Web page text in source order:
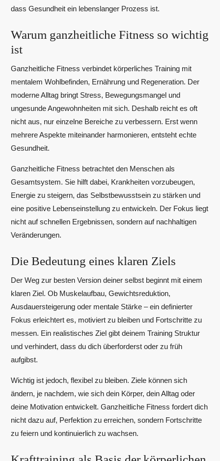
dass Gesundheit ein lebenslanger Prozess ist.
Warum ganzheitliche Fitness so wichtig
ist
Ganzheitliche Fitness verbindet körperliches Training mit
mentalem Wohlbefinden, Ernährung und Regeneration. Der
moderne Alltag bringt Stress, Bewegungsmangel und
ungesunde Angewohnheiten mit sich. Deshalb reicht es oft
nicht aus, nur einzelne Bereiche zu verbessern. Erst wenn
mehrere Aspekte miteinander harmonieren, entsteht echte
Gesundheit.
Ganzheitliche Fitness betrachtet den Menschen als
Gesamtsystem. Sie hilft dabei, Krankheiten vorzubeugen,
Energie zu steigern, das Selbstbewusstsein zu stärken und
eine positive Lebenseinstellung zu entwickeln. Der Fokus liegt
nicht auf schnellen Ergebnissen, sondern auf nachhaltigen
Veränderungen.
Die Bedeutung eines klaren Ziels
Der Weg zur besten Version deiner selbst beginnt mit einem
klaren Ziel. Ob Muskelaufbau, Gewichtsreduktion,
Ausdauersteigerung oder mentale Stärke – ein definierter
Fokus erleichtert es, motiviert zu bleiben und Fortschritte zu
messen. Ein realistisches Ziel gibt deinem Training Struktur
und verhindert, dass du dich überforderst oder zu früh
aufgibst.
Wichtig ist jedoch, flexibel zu bleiben. Ziele können sich
ändern, je nachdem, wie sich dein Körper, dein Alltag oder
deine Motivation entwickelt. Ganzheitliche Fitness fordert dich
nicht dazu auf, Perfektion zu erreichen, sondern Fortschritte
zu feiern und kontinuierlich zu wachsen.